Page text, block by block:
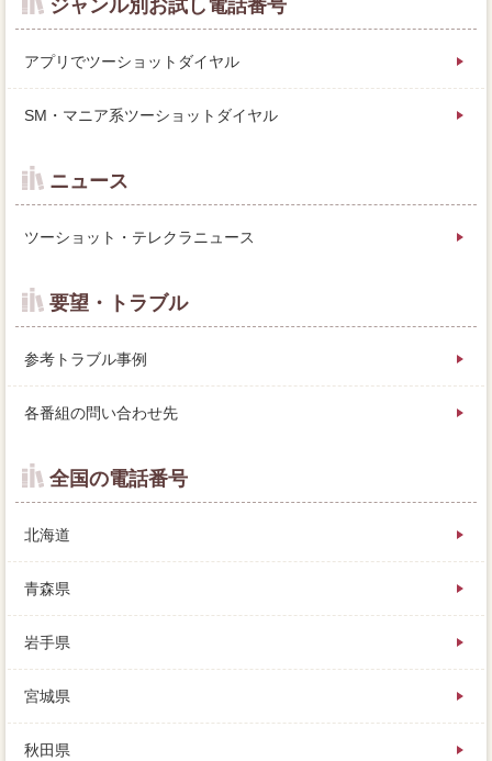
ジャンル別お試し電話番号
アプリでツーショットダイヤル
SM・マニア系ツーショットダイヤル
ニュース
ツーショット・テレクラニュース
要望・トラブル
参考トラブル事例
各番組の問い合わせ先
全国の電話番号
北海道
青森県
岩手県
宮城県
秋田県